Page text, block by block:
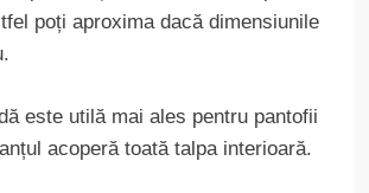
poți aproxima dacă dimensiunile
este utilă mai ales pentru pantofii
acoperă toată talpa interioară.